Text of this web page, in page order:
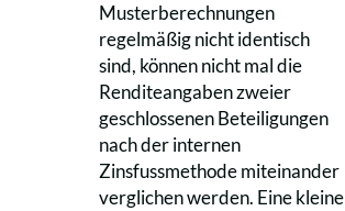
Musterberechnungen
regelmäßig nicht identisch
sind, können nicht mal die
Renditeangaben zweier
geschlossenen Beteiligungen
nach der internen
Zinsfussmethode miteinander
verglichen werden. Eine kleine